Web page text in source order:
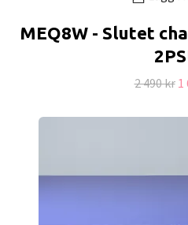
MEQ8W - Slutet
2 490 kr 1